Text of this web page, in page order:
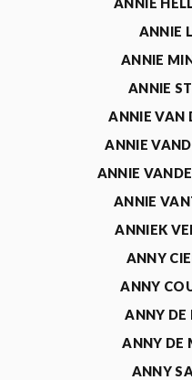
ANNIE
ANNIE
ANNIE
ANNIE
ANNIE VAN
ANNIE
ANNIE
ANNIE
ANNIEK
ANNY
ANNY
ANNY DE
ANNY DE
ANNY